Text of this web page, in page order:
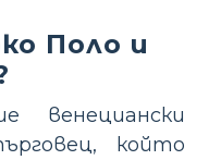
Поло и
венециански
който